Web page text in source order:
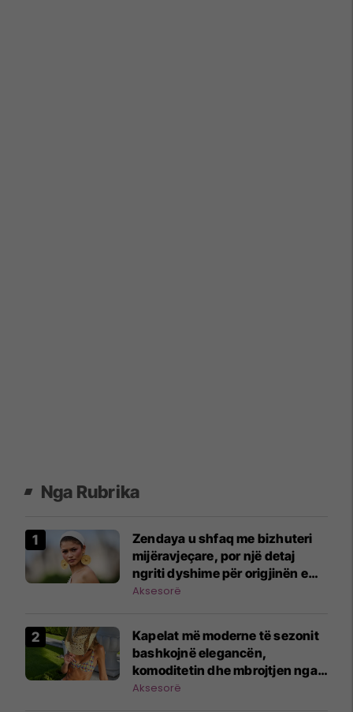
Nga Rubrika
Zendaya u shfaq me bizhuteri
mijëravjeçare, por një detaj
ngriti dyshime për origjinën e
tyre
Aksesorë
Kapelat më moderne të sezonit
bashkojnë elegancën,
komoditetin dhe mbrojtjen nga
dielli
Aksesorë